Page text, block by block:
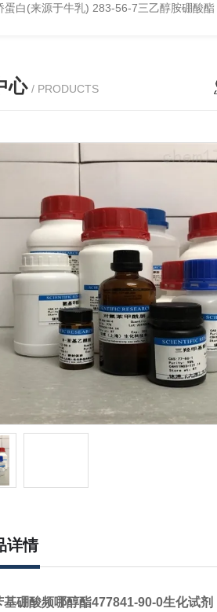
蛋白(来源于牛乳) 283-56-7三乙醇胺硼酸酯
心 / PRODUCTS
详情
基硼酸频哪醇酯477841-90-0生化试剂